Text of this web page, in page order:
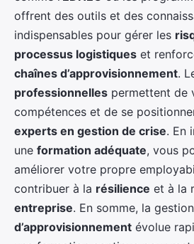
offrent des outils et des
indispensables pour gérer les
processus logistiques et
chaînes d’approvisionnement.
professionnelles permettent de
compétences et de se
experts en gestion de crise. En
une formation adéquate, vous
améliorer votre propre
contribuer à la résilience et à la
entreprise. En somme, la
d’approvisionnement évolue